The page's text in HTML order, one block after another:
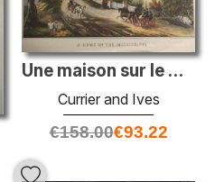
Une maison sur le Mississippi
Currier and Ives
€158.00€93.22